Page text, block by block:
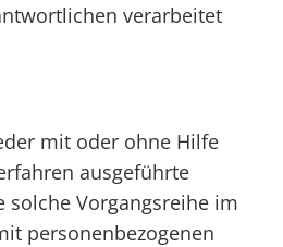
verarbeitet
mit oder ohne Hilfe
ausgeführte
solche Vorgangsreihe im
personenbezogenen